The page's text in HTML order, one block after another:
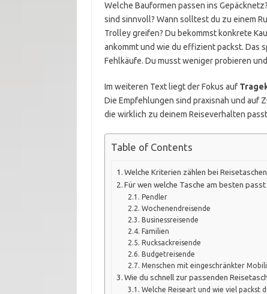
Welche Bauformen passen ins
sind sinnvoll? Wann solltest du zu einem
Trolley greifen? Du bekommst konkrete
ankommt und wie du effizient packst. Das
Fehlkäufe. Du musst weniger probieren
Im weiteren Text liegt der Fokus auf
Die Empfehlungen sind praxisnah und auf
die wirklich zu deinem Reiseverhalten
Table of Contents
Welche Kriterien zählen bei
Für wen welche Tasche am besten passt
Pendler
Wochenendreisende
Businessreisende
Familien
Rucksackreisende
Budgetreisende
Menschen mit eingeschränkter
Wie du schnell zur passenden
Welche Reiseart und wie viel packst